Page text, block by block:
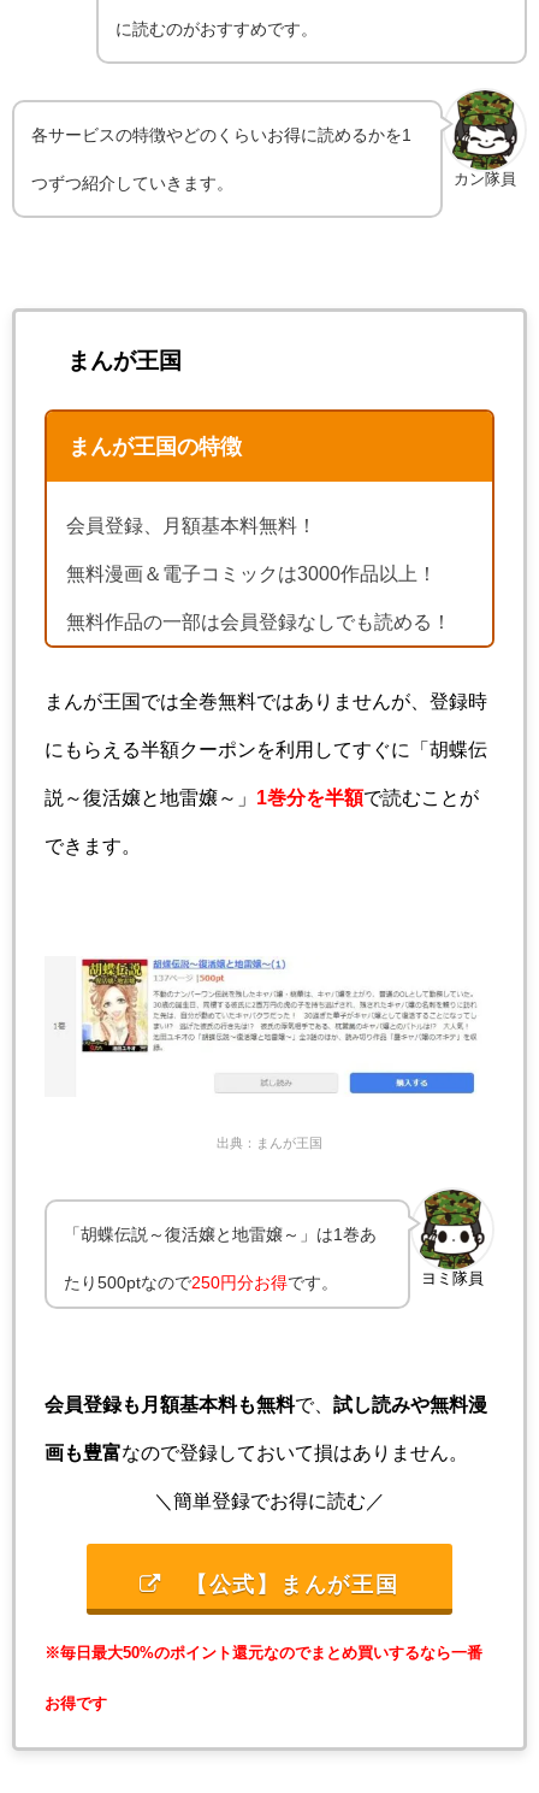
に読むのがおすすめです。
カン隊員
各サービスの特徴やどのくらいお得に読めるかを1
つずつ紹介していきます。
まんが王国
まんが王国の特徴
会員登録、月額基本料無料！
無料漫画＆電子コミックは3000作品以上！
無料作品の一部は会員登録なしでも読める！
まんが王国では全巻無料ではありませんが、登録時
にもらえる半額クーポンを利用してすぐに「胡蝶伝
説～復活嬢と地雷嬢～」 1巻分を半額で読むことが
できます。
出典：まんが王国
ヨミ隊員
「胡蝶伝説～復活嬢と地雷嬢～」は1巻あ
たり500ptなので250円分お得です。
会員登録も月額基本料も無料で、 試し読みや無料漫
画も豊富なので登録しておいて損はありません。
＼簡単登録でお得に読む／
【公式】まんが王国
※毎日最大50%のポイント還元なのでまとめ買いするなら一番
お得です